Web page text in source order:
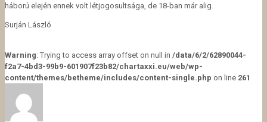
háború elején ennek volt létjogosultsága, de 18-ban már alig.
Surján László
Warning: Trying to access array offset on null in /data/6/2/62890044-
f2a7-4bd3-99b9-601907f23b82/chartaxxi.eu/web/wp-
content/themes/betheme/includes/content-single.php on line 261